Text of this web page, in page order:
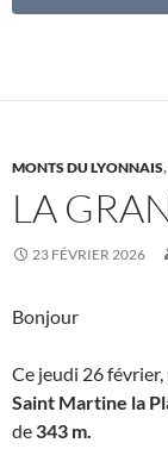
MONTS DU LYONNAIS,
LA
23 FÉVRIER 2026
Bonjour
Ce jeudi 26
Saint Martine la
de 343 m.